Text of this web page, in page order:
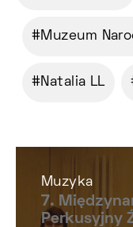
Muzeum
Natalia LL
Muzyka
7.
Perkusyjny